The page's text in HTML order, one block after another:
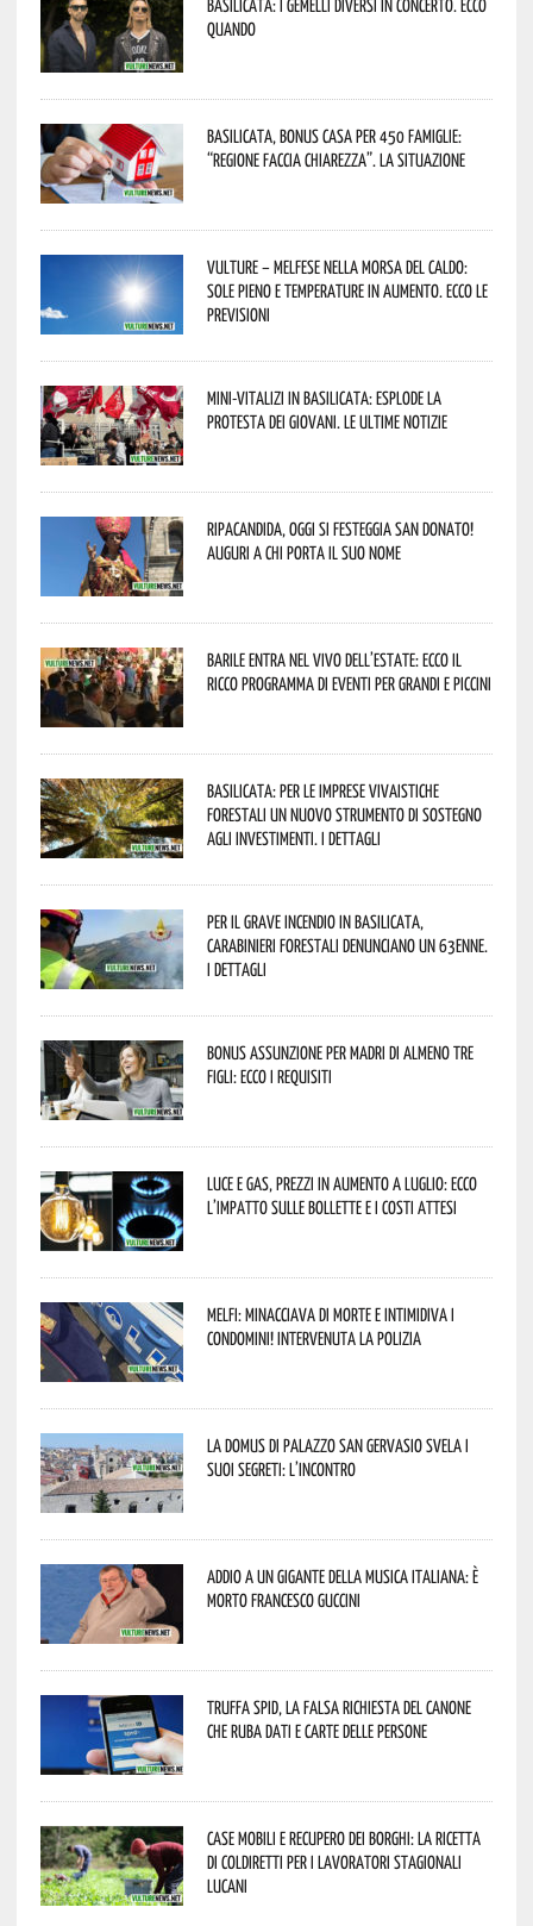
Basilicata: i Gemelli DiVersi in concerto. Ecco
quando
Basilicata, Bonus casa per 450 famiglie:
“Regione faccia chiarezza”. La situazione
Vulture – melfese nella morsa del caldo:
sole pieno e temperature in aumento. Ecco le
previsioni
Mini-vitalizi in Basilicata: esplode la
protesta dei giovani. Le ultime notizie
Ripacandida, oggi si festeggia San Donato!
Auguri a chi porta il suo nome
Barile entra nel vivo dell’estate: ecco il
ricco programma di eventi per grandi e piccini
Basilicata: per le imprese vivaistiche
forestali un nuovo strumento di sostegno
agli investimenti. I dettagli
Per il grave incendio in Basilicata,
Carabinieri forestali denunciano un 63enne.
I dettagli
Bonus assunzione per madri di almeno tre
figli: ecco i requisiti
Luce e gas, prezzi in aumento a luglio: ecco
l’impatto sulle bollette e i costi attesi
Melfi: minacciava di morte e intimidiva i
condomini! Intervenuta la Polizia
La Domus di Palazzo San Gervasio svela i
suoi segreti: l’incontro
Addio a un gigante della musica italiana: è
morto Francesco Guccini
Truffa Spid, la falsa richiesta del canone
che ruba dati e carte delle persone
Case mobili e recupero dei borghi: la ricetta
di Coldiretti per i lavoratori stagionali
lucani